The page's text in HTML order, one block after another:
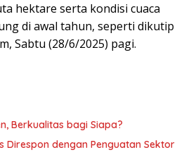
hektare serta kondisi cuaca
di awal tahun, seperti dikutip
Sabtu (28/6/2025) pagi.
Berkualitas bagi Siapa?
Direspon dengan Penguatan Sektor